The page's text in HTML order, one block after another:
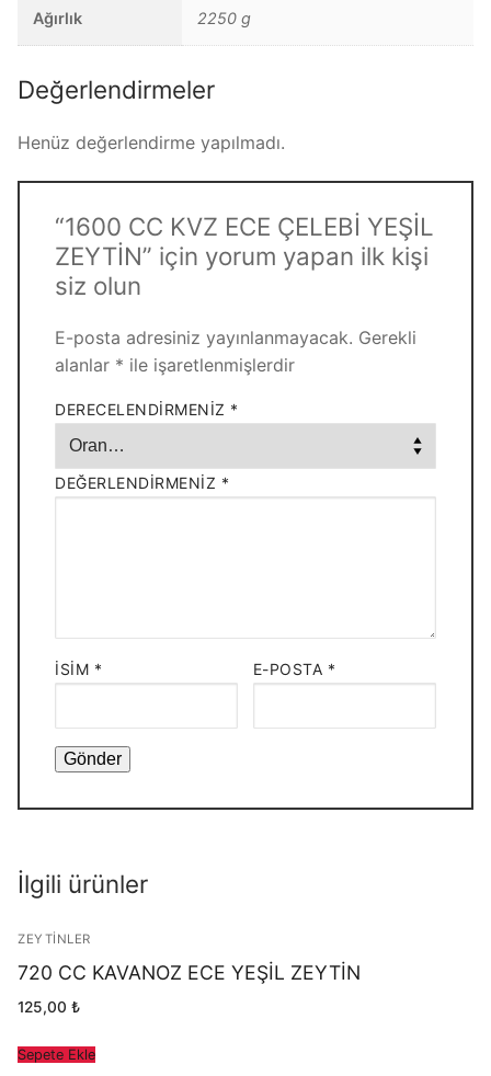
İletişim
Ağırlık 2250 g
Değerlendirmeler
Henüz değerlendirme yapılmadı.
“1600 CC KVZ ECE ÇELEBİ YEŞİL
ZEYTİN” için yorum yapan ilk kişi
siz olun
E-posta adresiniz yayınlanmayacak. Gerekli
alanlar * ile işaretlenmişlerdir
DERECELENDIRMENIZ *
DEĞERLENDIRMENIZ *
İSIM * E-POSTA *
İlgili ürünler
ZEYTINLER
720 CC KAVANOZ ECE YEŞİL ZEYTİN
125,00 ₺
Sepete Ekle